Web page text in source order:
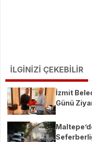
İLGİNİZİ ÇEKEBİLİR
İzmit
Günü